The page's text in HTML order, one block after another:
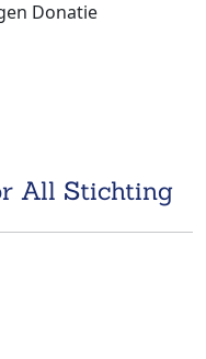
All Stichting